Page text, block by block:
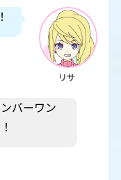
リサ
バーワン